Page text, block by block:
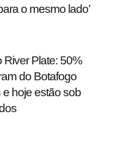
o mesmo lado’
Plate: 50%
do Botafogo
hoje estão sob